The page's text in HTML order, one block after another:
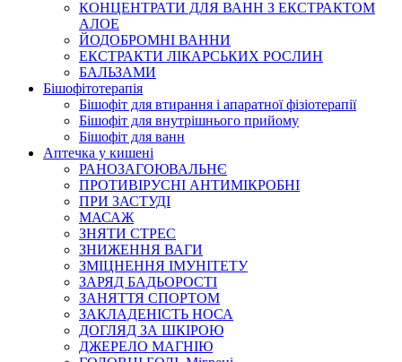
КОНЦЕНТРАТИ ДЛЯ ВАНН З ЕКСТРАКТОМ
АЛОЕ
ЙОДОБРОМНІ ВАННИ
ЕКСТРАКТИ ЛІКАРСЬКИХ РОСЛИН
БАЛЬЗАМИ
Бішофітотерапія
Бішофіт для втирання і апаратної фізіотерапії
Бішофіт для внутрішнього прийому
Бішофіт для ванн
Аптечка у кишені
РАНОЗАГОЮВАЛЬНЄ
ПРОТИВІРУСНІ АНТИМІКРОБНІ
ПРИ ЗАСТУДІ
МАСАЖ
ЗНЯТИ СТРЕС
ЗНИЖЕННЯ ВАГИ
ЗМІЦНЕННЯ ІМУНІТЕТУ
ЗАРЯД БАДЬОРОСТІ
ЗАНЯТТЯ СПОРТОМ
ЗАКЛАДЕНІСТЬ НОСА
ДОГЛЯД ЗА ШКІРОЮ
ДЖЕРЕЛО МАГНІЮ